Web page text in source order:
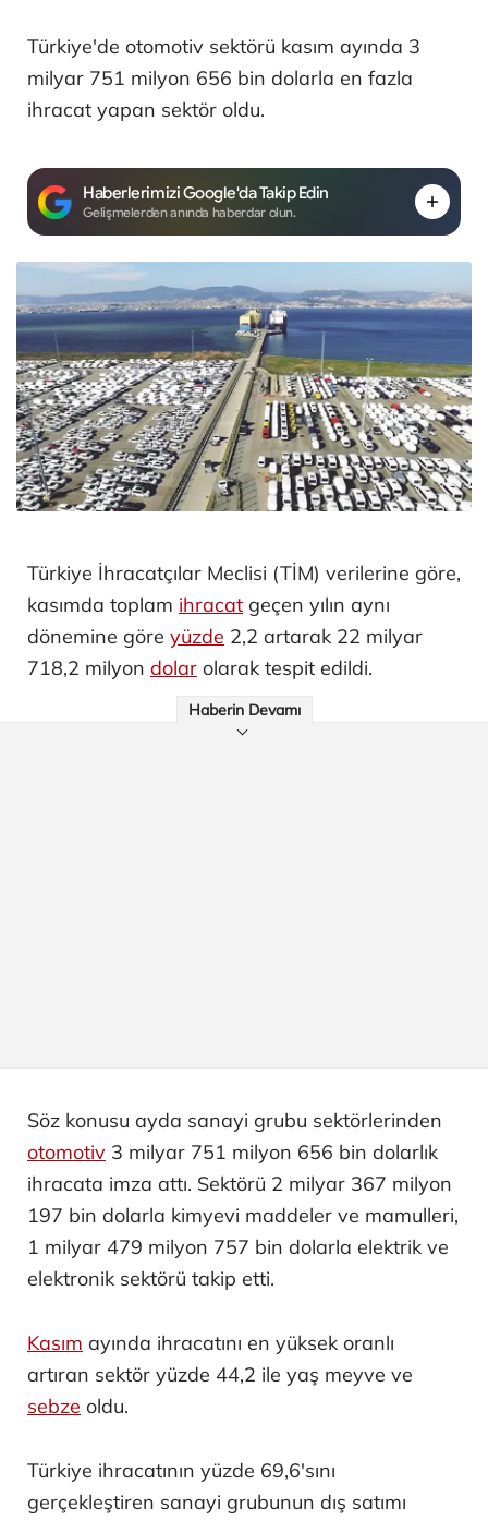
Türkiye'de otomotiv sektörü kasım ayında 3
milyar 751 milyon 656 bin dolarla en fazla
ihracat yapan sektör oldu.
Haberlerimizi Google'da Takip Edin
Gelişmelerden anında haberdar olun.
Türkiye İhracatçılar Meclisi (TİM) verilerine göre,
kasımda toplam ihracat geçen yılın aynı
dönemine göre yüzde 2,2 artarak 22 milyar
718,2 milyon dolar olarak tespit edildi.
Haberin Devamı
Söz konusu ayda sanayi grubu sektörlerinden
otomotiv 3 milyar 751 milyon 656 bin dolarlık
ihracata imza attı. Sektörü 2 milyar 367 milyon
197 bin dolarla kimyevi maddeler ve mamulleri,
1 milyar 479 milyon 757 bin dolarla elektrik ve
elektronik sektörü takip etti.
Kasım ayında ihracatını en yüksek oranlı
artıran sektör yüzde 44,2 ile yaş meyve ve
sebze oldu.
Türkiye ihracatının yüzde 69,6'sını
gerçekleştiren sanayi grubunun dış satımı